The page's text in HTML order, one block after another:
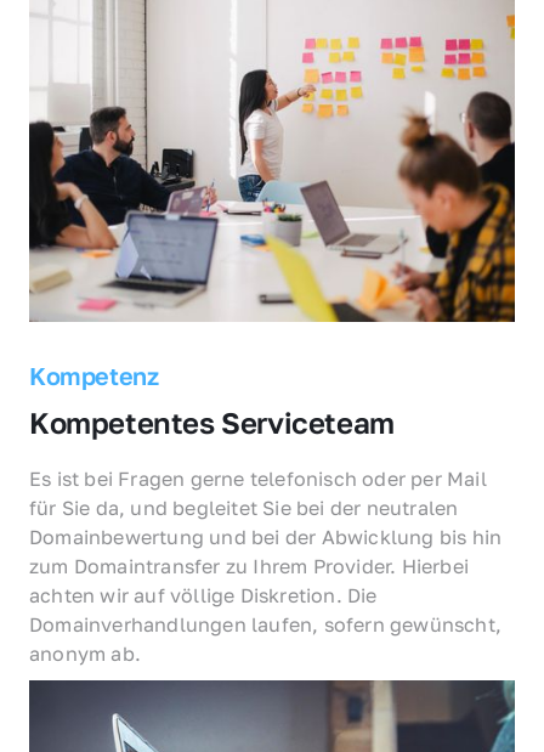
Kompetenz
Kompetentes Serviceteam
Es ist bei Fragen gerne telefonisch oder per Mail
für Sie da, und begleitet Sie bei der neutralen
Domainbewertung und bei der Abwicklung bis hin
zum Domaintransfer zu Ihrem Provider. Hierbei
achten wir auf völlige Diskretion. Die
Domainverhandlungen laufen, sofern gewünscht,
anonym ab.